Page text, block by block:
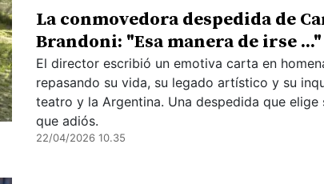
La conmovedora despedida de
Brandoni: "Esa manera de irse ..."
El director escribió un emotiva carta en
repasando su vida, su legado artístico y su
teatro y la Argentina. Una despedida que
que adiós.
22/04/2026 10.35